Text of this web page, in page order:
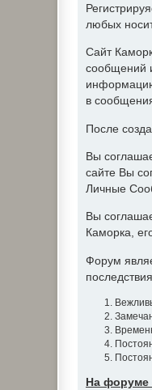
любых
Сайт
сообщений
в
После
Вы
сайте Вы
Личные
Вы
Каморка,
Форум
На форуме